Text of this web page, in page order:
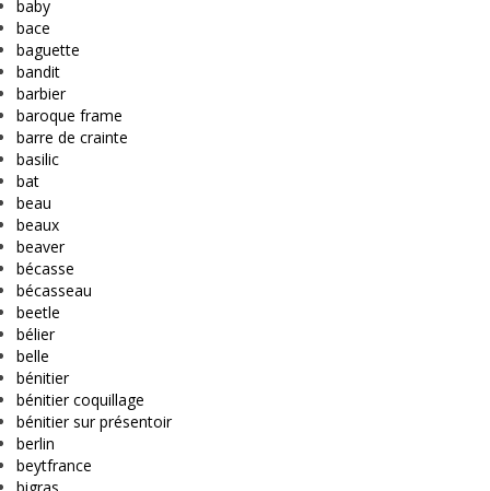
baby
bace
baguette
bandit
barbier
baroque frame
barre de crainte
basilic
bat
beau
beaux
beaver
bécasse
bécasseau
beetle
bélier
belle
bénitier
bénitier coquillage
bénitier sur présentoir
berlin
beytfrance